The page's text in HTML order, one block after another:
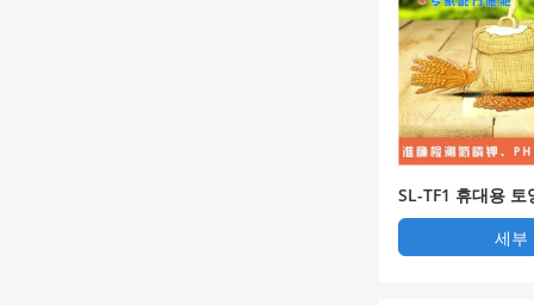
SL-TF1 휴대용
측정기, 토양 양
세부